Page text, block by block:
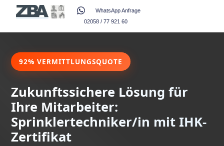
WhatsApp Anfrage
02058 / 77 921 60
92% VERMITTLUNGSQUOTE
Zukunftssichere Lösung für
Ihre Mitarbeiter:
Sprinklertechniker/in mit IHK-
Zertifikat